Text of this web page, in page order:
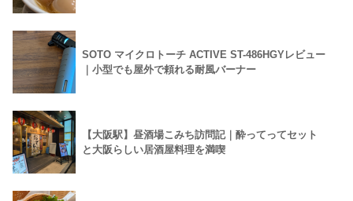
SOTO マイクロトーチ ACTIVE ST-486HGYレビュー
｜小型でも屋外で頼れる耐風バーナー
【大阪駅】昼酒場こみち訪問記｜酔ってってセット
と大阪らしい居酒屋料理を満喫